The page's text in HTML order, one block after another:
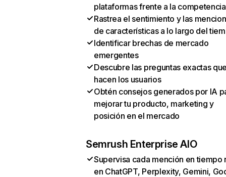
plataformas frente a la competencia
Rastrea el sentimiento y las
de características a lo largo del
Identificar brechas de mercado
emergentes
Descubre las preguntas exactas
hacen los usuarios
Obtén consejos generados por IA
mejorar tu producto, marketing y
posición en el mercado
Semrush Enterprise AIO
Supervisa cada mención en tiempo
en ChatGPT, Perplexity, Gemini,